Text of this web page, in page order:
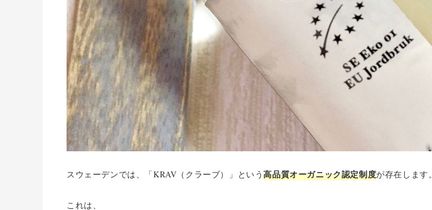
スウェーデンでは、「KRAV（クラーブ）」という高品質オーガニック認定制度が存在します。
これは、